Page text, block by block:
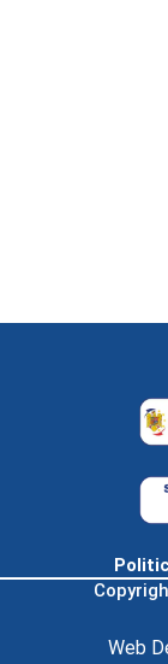
Web